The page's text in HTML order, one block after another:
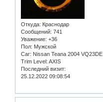
Откуда: Краснодар
Сообщений: 741
Уважение: +36
Пол: Мужской
Car: Nissan Teana 2004 VQ23DE
Trim Level: AXIS
Последний визит:
25.12.2022 09:08:54